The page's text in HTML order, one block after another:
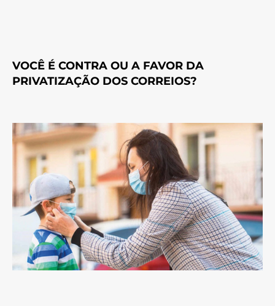
VOCÊ É CONTRA OU A FAVOR DA
PRIVATIZAÇÃO DOS CORREIOS?